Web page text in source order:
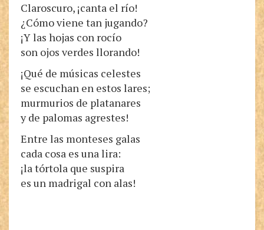
Claroscuro, ¡canta el río!
¿Cómo viene tan jugando?
¡Y las hojas con rocío
son ojos verdes llorando!
¡Qué de músicas celestes
se escuchan en estos lares;
murmurios de platanares
y de palomas agrestes!
Entre las monteses galas
cada cosa es una lira:
¡la tórtola que suspira
es un madrigal con alas!